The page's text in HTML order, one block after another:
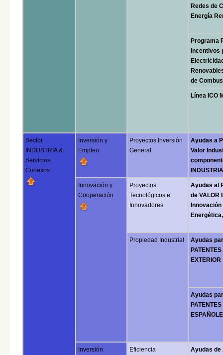
Redes de
Energía
Programa
Incentivos
de
Línea ICO
Sector
INDUSTRIA &
Servicios
Conexos
Inversión y
Empleo
Proyectos Inversión
General
Ayudas a
Valor
Innovación y
Cooperación
Proyectos
Tecnológicos e
Innovadores
Ayudas al
de VALOR
Propiedad Industrial
Ayudas
EXTERIOR
Ayudas
Inversión
Eficiencia
Ayudas de